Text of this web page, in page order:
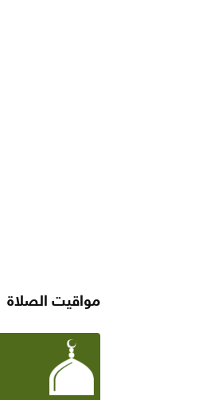
مواقيت الصلاة